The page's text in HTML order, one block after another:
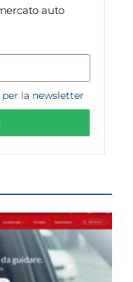
auto
la newsletter